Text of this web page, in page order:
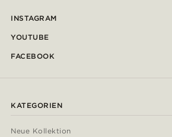
INSTAGRAM
YOUTUBE
FACEBOOK
KATEGORIEN
Neue Kollektion